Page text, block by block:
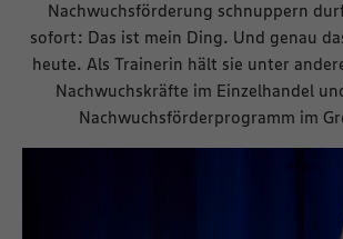
Nachwuchsförderung schnuppern
sofort: Das ist mein Ding. Und genau
heute. Als Trainerin hält sie unter
Nachwuchskräfte im Einzelhandel
Nachwuchsförderprogramm im